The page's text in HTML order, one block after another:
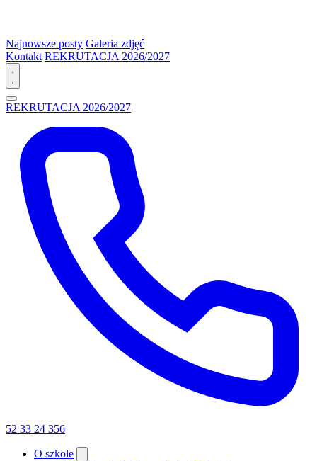
Najnowsze posty Galeria zdjęć
Kontakt REKRUTACJA 2026/2027
REKRUTACJA 2026/2027
52 33 24 356
O szkole